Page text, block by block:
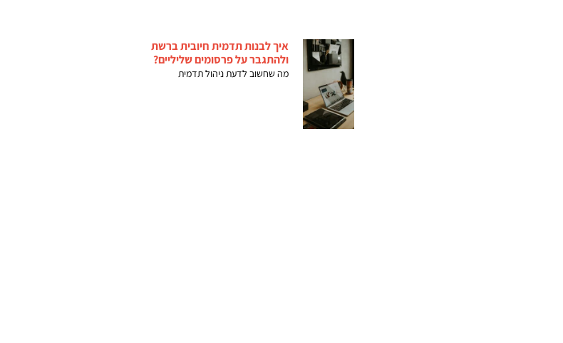
איך לבנות תדמית חיובית ברשת
ולהתגבר על פרסומים שליליים?
מה שחשוב לדעת ניהול תדמית